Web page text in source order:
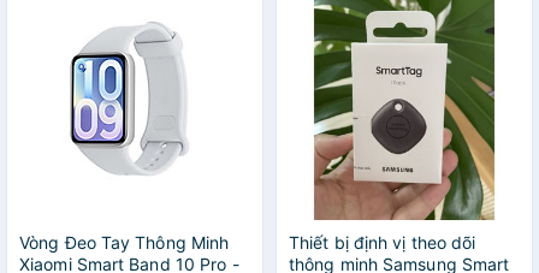
Vòng Đeo Tay Thông Minh
Xiaomi Smart Band 10 Pro -
Thiết bị định vị theo dõi
thông minh Samsung Smart